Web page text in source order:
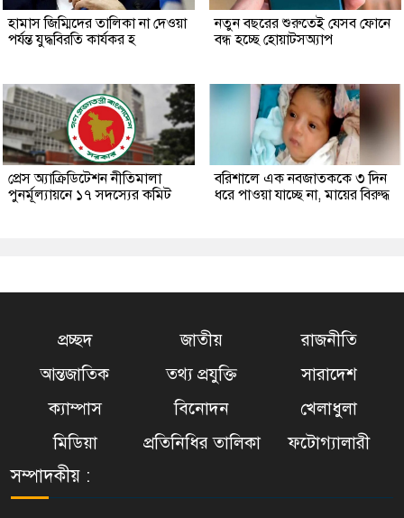
হামাস জিম্মিদের তালিকা না দেওয়া
পর্যন্ত যুদ্ধবিরতি কার্যকর হ
নতুন বছরের শুরুতেই যেসব ফোনে
বন্ধ হচ্ছে হোয়াটসঅ্যাপ
প্রেস অ্যাক্রিডিটেশন নীতিমালা
পুনর্মূল্যায়নে ১৭ সদস্যের কমিট
বরিশালে এক নবজাতককে ৩ দিন
ধরে পাওয়া যাচ্ছে না, মায়ের বিরুদ্ধ
প্রচ্ছদ জাতীয়
রাজনীতি
আন্তজাতিক
তথ্য প্রযুক্তি
সারাদেশ
ক্যাম্পাস
বিনোদন
খেলাধুলা
মিডিয়া
প্রতিনিধির তালিকা ফটোগ্যালারী
সম্পাদকীয় :